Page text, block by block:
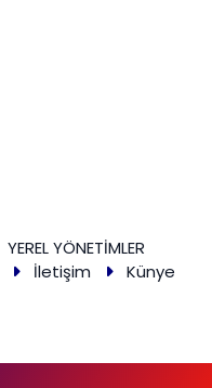
YEREL YÖNETİMLER
İletişim
Künye